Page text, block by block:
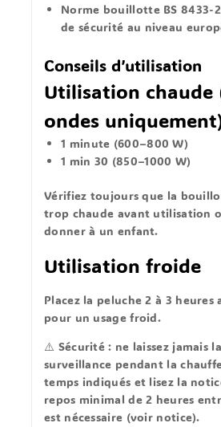
Norme bouillotte BS 8433-
de sécurité au niveau
Conseils d’utilisation
Utilisation chaude
ondes
1 minute (600–800 W)
1 min 30 (850–1000 W)
Vérifiez toujours que la
trop chaude avant utilisation
donner à un enfant.
Utilisation froide
Placez la peluche2 à 3
pour un usage froid.
⚠️ Sécurité : ne laissez jamais
surveillance pendant la
temps indiqués et lisez la
repos minimal de 2 heures
est nécessaire (voir notice).